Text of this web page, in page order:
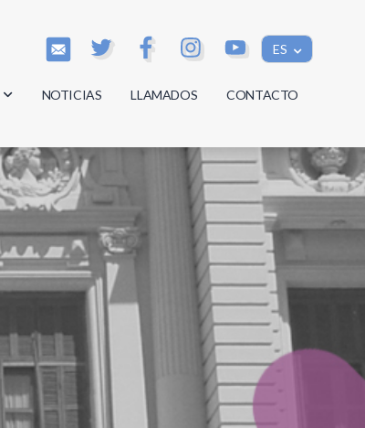
ES
NOTICIAS LLAMADOS CONTACTO